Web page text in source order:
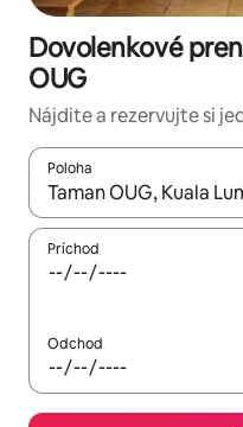
Dovolenkové
OUG
Nájdite a rezervujte si
Poloha
Keď budú výsledky k
Príchod
Odchod